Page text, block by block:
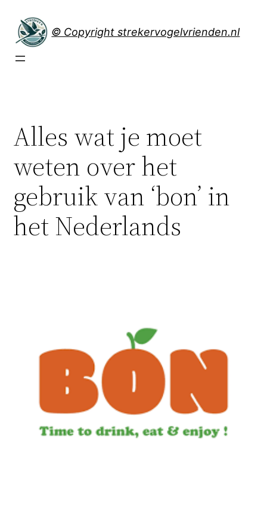
naar
inhoud
© Copyright strekervogelvrienden.nl
Alles wat je moet
weten over het
gebruik van ‘bon’ in
het Nederlands